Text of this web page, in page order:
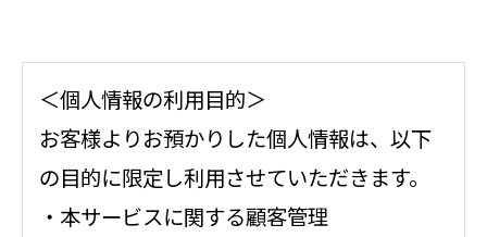
＜個人情報の利用目的＞
お客様よりお預かりした個人情報は、以下
の目的に限定し利用させていただきます。
・本サービスに関する顧客管理